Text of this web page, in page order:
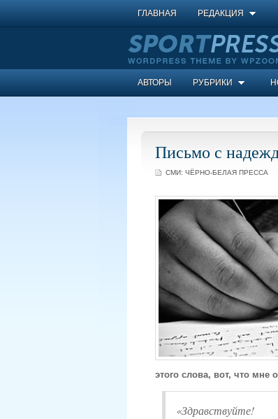
ГЛАВНАЯ РЕДАКЦИЯ
АВТОРЫ РУБРИКИ
Письмо с
СМИ: ЧЁРНО-БЕЛАЯ ПРЕССА
этого слова, вот, что мне
«Здравствуйте!